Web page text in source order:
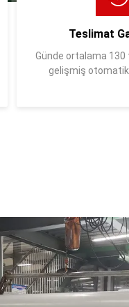
Teslimat
Günde ortalama 130
gelişmiş